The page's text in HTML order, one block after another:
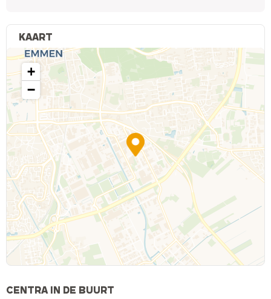
KAART
+
−
CENTRA IN DE BUURT